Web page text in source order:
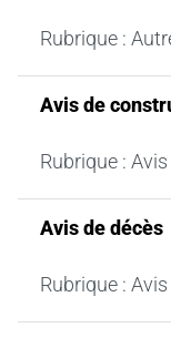
Rubrique :
Avis de
Rubrique :
Avis de décès
Rubrique :